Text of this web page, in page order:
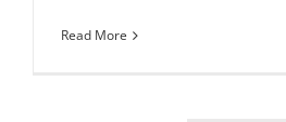
Read More